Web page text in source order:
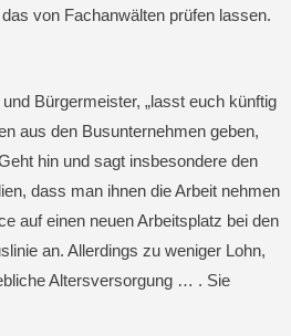
von Fachanwälten prüfen lassen.
Bürgermeister, „lasst euch künftig
aus den Busunternehmen geben,
hin und sagt insbesondere den
dass man ihnen die Arbeit nehmen
auf einen neuen Arbeitsplatz bei den
an. Allerdings zu weniger Lohn,
Altersversorgung … . Sie